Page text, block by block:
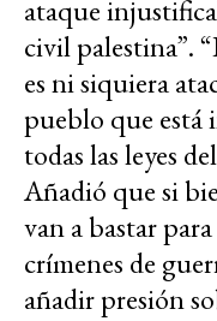
ataque
civil palestina”.
es ni siquiera
pueblo que está
todas las leyes
Añadió que si
van a bastar
crímenes de
añadir presión